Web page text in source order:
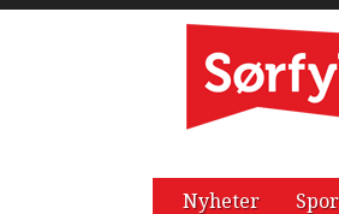
Nyheter